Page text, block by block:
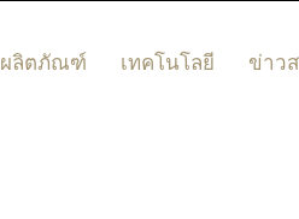
ผลิตภัณฑ์ เทคโนโลยี ข่าว